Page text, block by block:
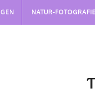
NATUR-FOTOGRAFIE